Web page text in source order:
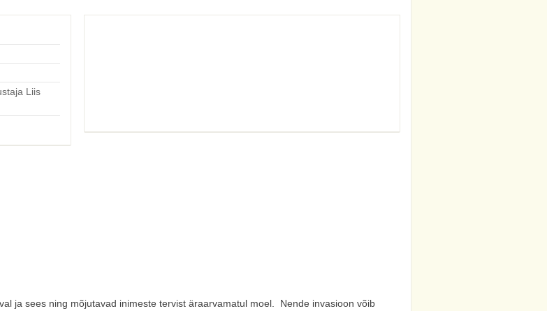
Liis
ja sees ning mõjutavad inimeste tervist äraarvamatul moel. Nende invasioon võib